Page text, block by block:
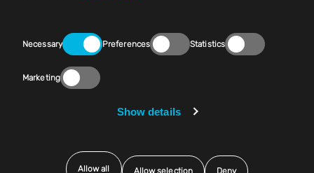
Selection
Necessary Preferences Statistics
Marketing
Show details
Allow all Allow selection Deny
Contatto
Impostazioni dei cookie